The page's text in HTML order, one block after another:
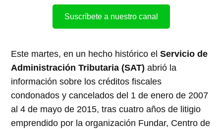
Suscríbete a nuestro canal
Este martes, en un hecho histórico elServicio de
Administración Tributaria (SAT) abrió la
información sobre los créditos fiscales
condonados y cancelados del 1 de enero de 2007
al 4 de mayo de 2015, tras cuatro años de litigio
emprendido por la organización Fundar, Centro de